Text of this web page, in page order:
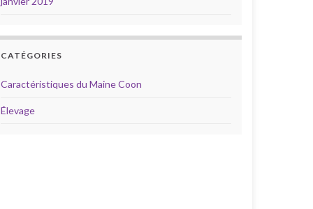
CATÉGORIES
Caractéristiques du Maine Coon
Élevage